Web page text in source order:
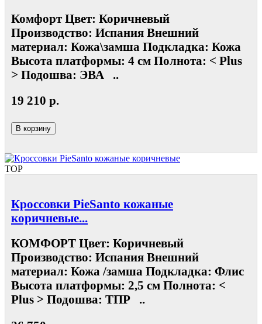
Комфорт Цвет: Коричневый
Производство: Испания Внешний
материал: Кожа\замша Подкладка: Кожа
Высота платформы: 4 см Полнота: < Plus
> Подошва: ЭВА ..
19 210 р.
В корзину
TOP
Кроссовки PieSanto кожаные
коричневые...
КОМФОРТ Цвет: Коричневый
Производство: Испания Внешний
материал: Кожа /замша Подкладка: Флис
Высота платформы: 2,5 см Полнота: <
Plus > Подошва: ТПР ..